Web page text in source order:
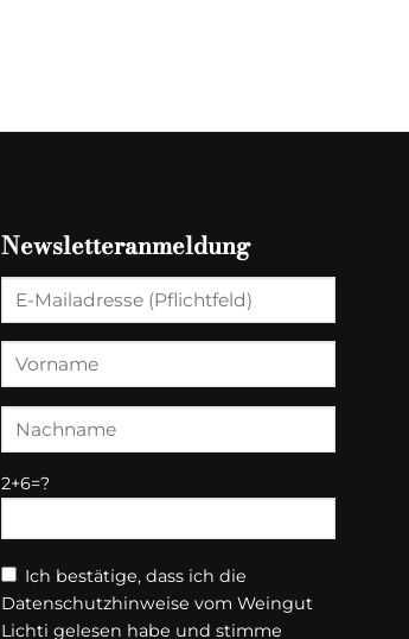
Newsletteranmeldung
2+6=?
Ich bestätige, dass ich die
Datenschutzhinweise vom Weingut
Lichti gelesen habe und stimme